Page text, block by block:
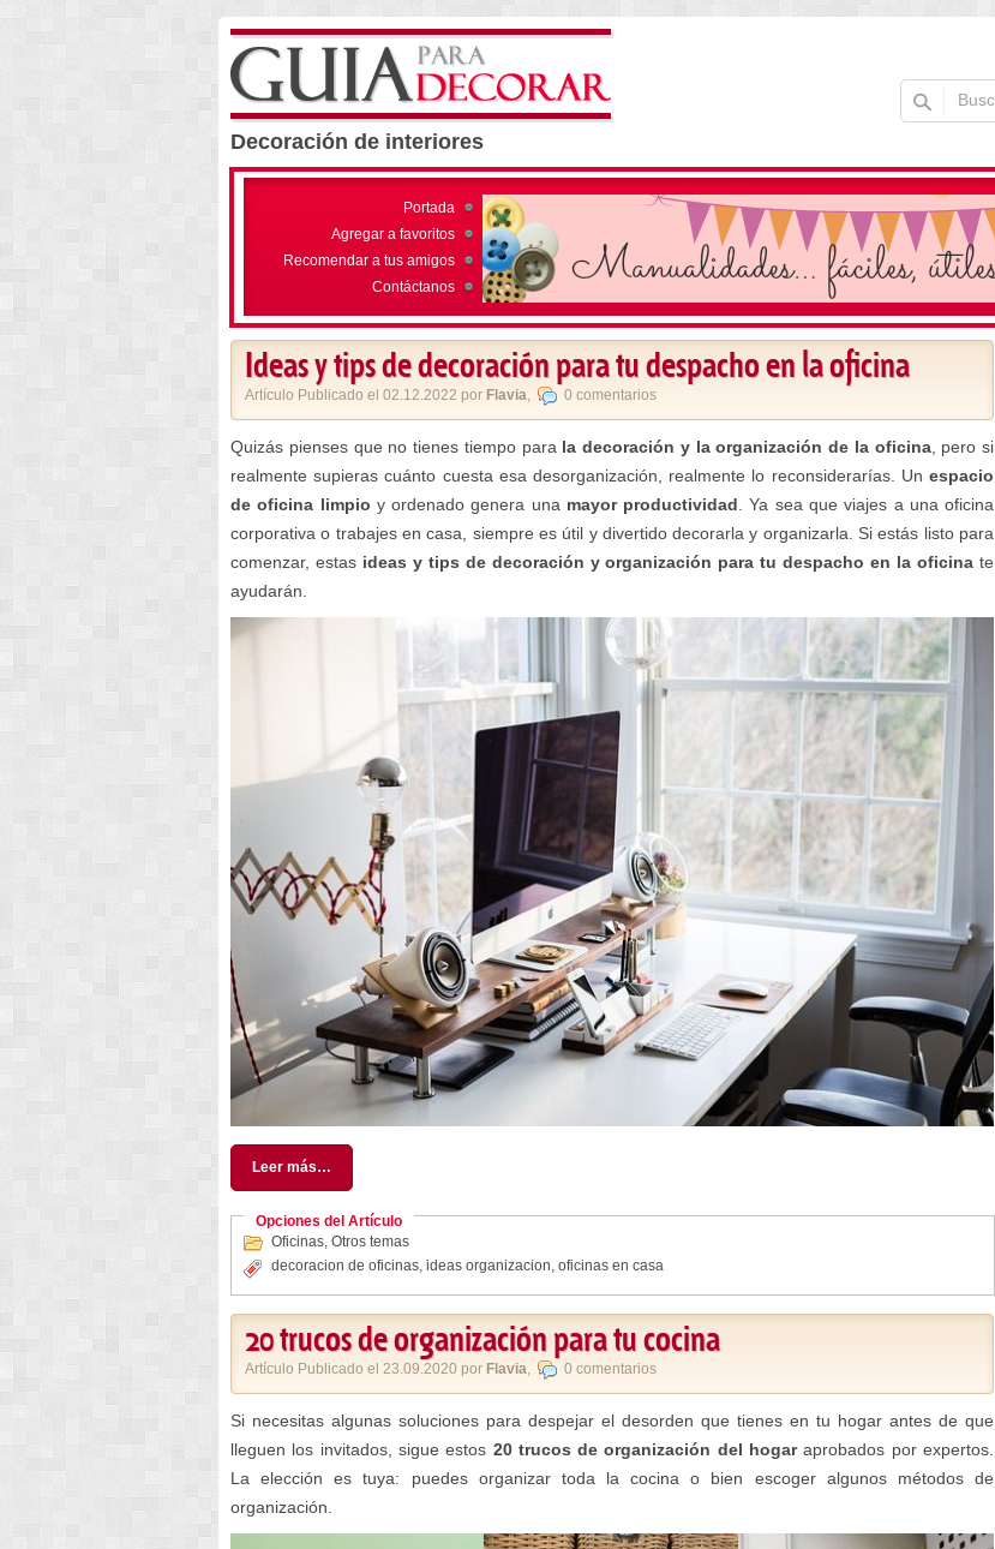
Decoración de interiores
Portada
Agregar a favoritos
Recomendar a tus amigos
Contáctanos
Ideas y tips de decoración para tu despacho en la oficina
Artículo Publicado el 02.12.2022 por Flavia, 0 comentarios
Quizás pienses que no tienes tiempo para la decoración y la organización de la oficina, pero si
realmente supieras cuánto cuesta esa desorganización, realmente lo reconsiderarías. Un espacio
de oficina limpio y ordenado genera una mayor productividad . Ya sea que viajes a una oficina
corporativa o trabajes en casa, siempre es útil y divertido decorarla y organizarla. Si estás listo para
comenzar, estas ideas y tips de decoración y organización para tu despacho en la oficinate
ayudarán.
Leer más…
Opciones del Artículo
Oficinas, Otros temas
decoracion de oficinas, ideas organizacion, oficinas en casa
20 trucos de organización para tu cocina
Artículo Publicado el 23.09.2020 por Flavia, 0 comentarios
Si necesitas algunas soluciones para despejar el desorden que tienes en tu hogar antes de que
lleguen los invitados, sigue estos 20 trucos de organización del hogaraprobados por expertos.
La elección es tuya: puedes organizar toda la cocina o bien escoger algunos métodos de
organización.